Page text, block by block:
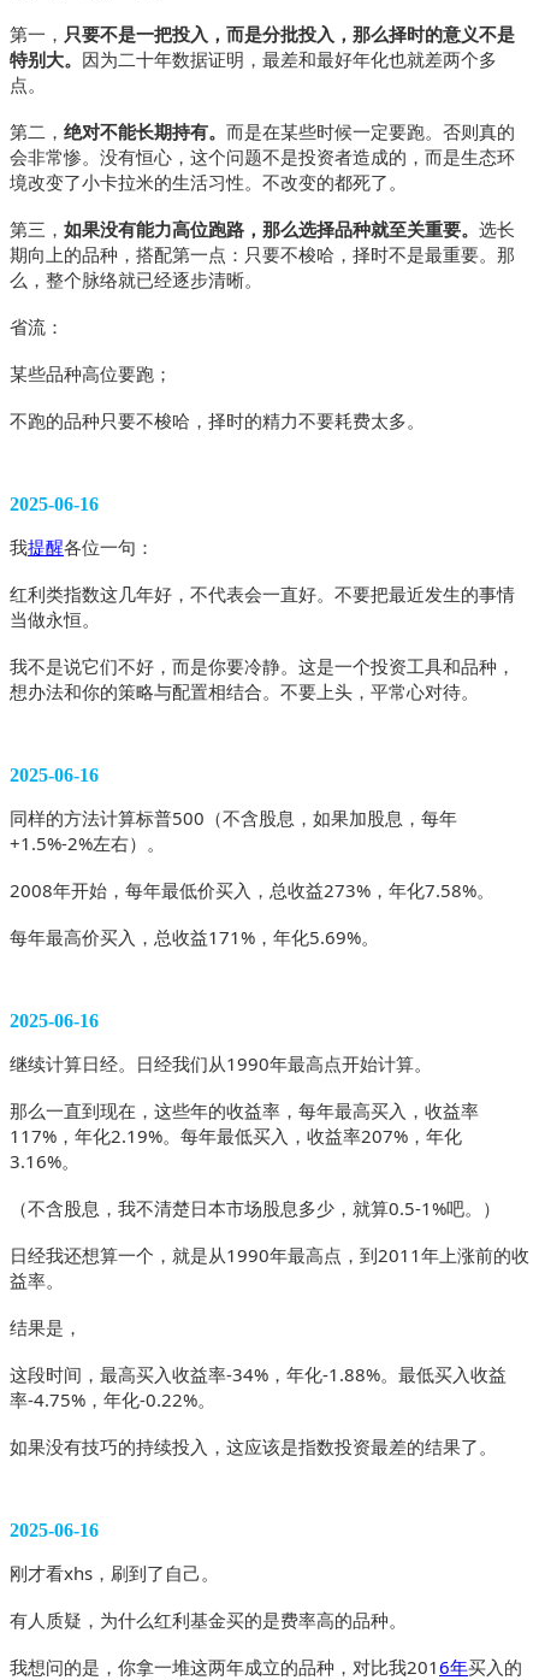
第一， 只要不是一把投入，而是分批投入，那么择时的意义不是
特别大。 因为二十年数据证明，最差和最好年化也就差两个多
点。
第二， 绝对不能长期持有。 而是在某些时候一定要跑。否则真的
会非常惨。没有恒心，这个问题不是投资者造成的，而是生态环
境改变了小卡拉米的生活习性。不改变的都死了。
第三， 如果没有能力高位跑路，那么选择品种就至关重要。 选长
期向上的品种，搭配第一点：只要不梭哈，择时不是最重要。那
么，整个脉络就已经逐步清晰。
省流：
某些品种高位要跑；
不跑的品种只要不梭哈，择时的精力不要耗费太多。
2025-06-16
我提醒各位一句：
红利类指数这几年好，不代表会一直好。不要把最近发生的事情
当做永恒。
我不是说它们不好，而是你要冷静。这是一个投资工具和品种，
想办法和你的策略与配置相结合。不要上头，平常心对待。
2025-06-16
同样的方法计算标普500（不含股息，如果加股息，每年
+1.5%-2%左右）。
2008年开始，每年最低价买入，总收益273%，年化7.58%。
每年最高价买入，总收益171%，年化5.69%。
2025-06-16
继续计算日经。日经我们从1990年最高点开始计算。
那么一直到现在，这些年的收益率，每年最高买入，收益率
117%，年化2.19%。每年最低买入，收益率207%，年化
3.16%。
（不含股息，我不清楚日本市场股息多少，就算0.5-1%吧。）
日经我还想算一个，就是从1990年最高点，到2011年上涨前的收
益率。
结果是，
这段时间，最高买入收益率-34%，年化-1.88%。最低买入收益
率-4.75%，年化-0.22%。
如果没有技巧的持续投入，这应该是指数投资最差的结果了。
2025-06-16
刚才看xhs，刷到了自己。
有人质疑，为什么红利基金买的是费率高的品种。
我想问的是，你拿一堆这两年成立的品种，对比我2016年买入的